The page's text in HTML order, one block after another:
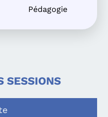
Pédagogie
SESSIONS